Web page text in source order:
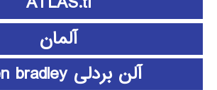
آلمان
آلن بردلی Allen bradley